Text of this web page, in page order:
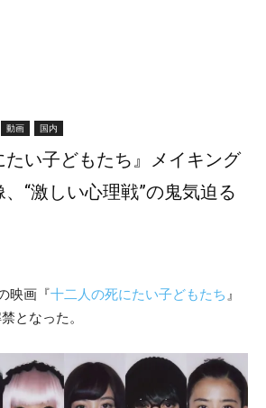
動画 国内
たい子どもたち』メイキング
“激しい心理戦”の鬼気迫る
映画『十二人の死にたい子どもたち 』
となった。